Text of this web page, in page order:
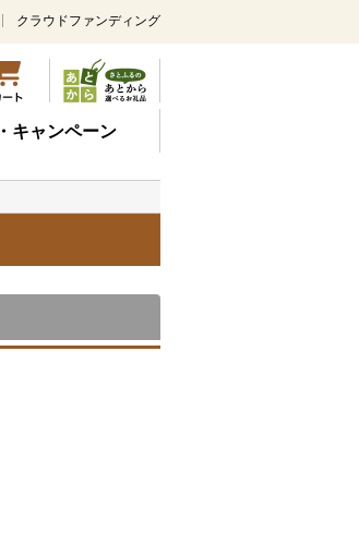
クラウドファンディング
キャンペーン